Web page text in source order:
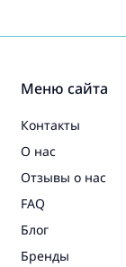
Меню сайта
Контакты
О нас
Отзывы о нас
FAQ
Блог
Бренды